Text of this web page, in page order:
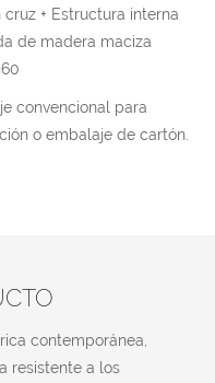
cruz + Estructura interna
de madera maciza
convencional para
o embalaje de cartón.
contemporánea,
resistente a los